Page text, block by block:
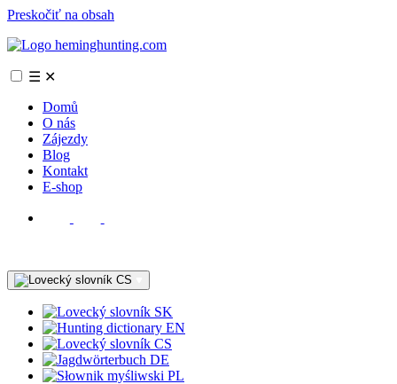
Preskočiť na obsah
☰ ✕
Domů
O nás
Zájezdy
Blog
Kontakt
E-shop
CS
SK
EN
CS
DE
PL